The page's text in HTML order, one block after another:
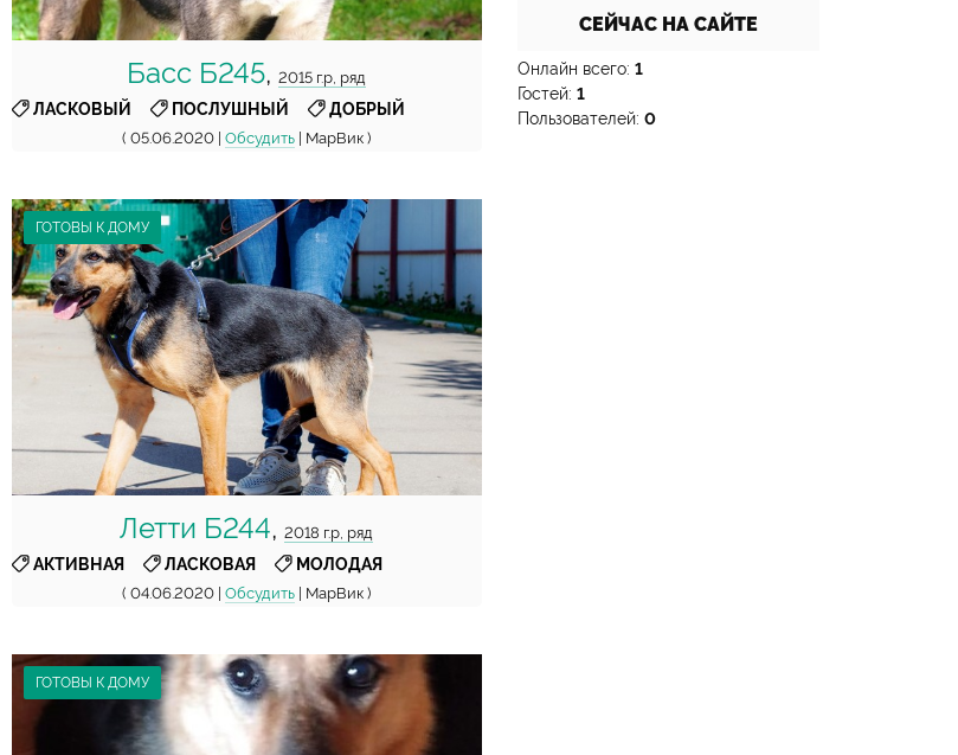
Басс Б245,2015 г.р, ряд
ЛАСКОВЫЙ
ПОСЛУШНЫЙ
ДОБРЫЙ
( 05.06.2020 |Обсудить | МарВик )
ГОТОВЫ К ДОМУ
Летти Б244,2018 г.р, ряд
АКТИВНАЯ, ЛАСКОВАЯ,
МОЛОДАЯ
( 04.06.2020 |Обсудить | МарВик )
ГОТОВЫ К ДОМУ
СЕЙЧАС НА САЙТЕ
Онлайн всего: 1
Гостей: 1
Пользователей: 0